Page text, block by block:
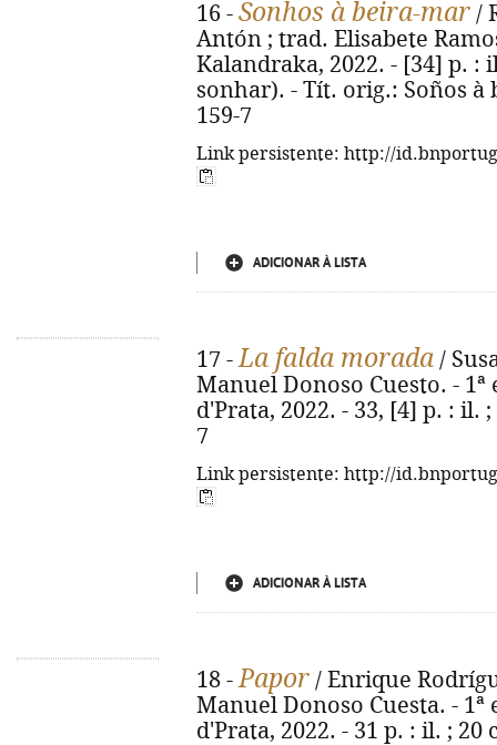
16 - Sonhos à beira-mar /
Antón ; trad. Elisabete
Kalandraka, 2022. - [34] p. :
sonhar). - Tít. orig.: Soños à
159-7
Link persistente: http://
ADICIONAR À LISTA
17 -La falda morada /
Manuel Donoso Cuesto. -
d'Prata, 2022. - 33, [4] p. : il.
7
Link persistente: http://
ADICIONAR À LISTA
18 -Papor / Enrique
Manuel Donoso Cuesta. - 1ª
d'Prata, 2022. - 31 p. : il. ; 20